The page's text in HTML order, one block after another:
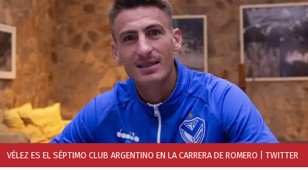
VÉLEZ ES EL SÉPTIMO CLUB ARGENTINO EN LA CARRERA DE ROMERO | TWITTER